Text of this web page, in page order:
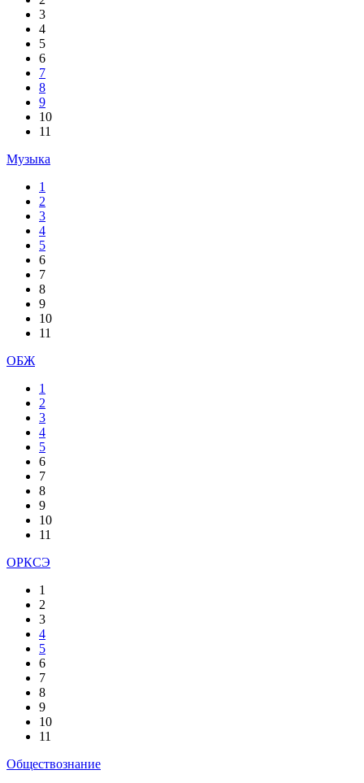
3
4
5
6
7
8
9
10
11
Музыка
1
2
3
4
5
6
7
8
9
10
11
ОБЖ
1
2
3
4
5
6
7
8
9
10
11
ОРКСЭ
1
2
3
4
5
6
7
8
9
10
11
Обществознание